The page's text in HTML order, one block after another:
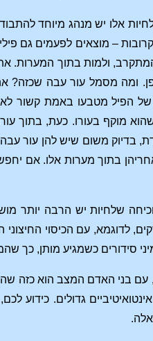
אלו יש מנהג מיוחד
– מוצאים לפעמים גם
ולמות בתוך המערות.
ומה מסמל עור עבה שכזה?
של הפיל מטבעו באמת קשור
מוקף בעורו. כעת, בתוך
בדיוק משום שיש להן עור
בתוך מערות אלו. אם
שלחיות יש הרבה יותר
לדוגמא, עם הכיסוי
סידורים כשמגיע מותן, כך
עם בני האדם המצב הוא כזה
גדולים.